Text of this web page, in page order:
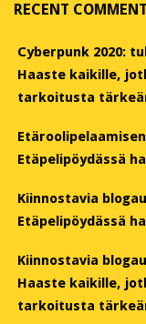
RECENT
Cyberpunk 2020:
Haaste kaikille,
tarkoitusta
Etäpelipöydässä
Kiinnostavia
Etäpelipöydässä
Kiinnostavia
Haaste kaikille,
tarkoitusta